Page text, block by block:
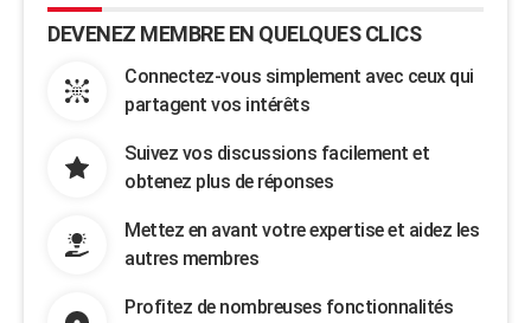
DEVENEZ MEMBRE EN QUELQUES CLICS
Connectez-vous simplement avec ceux qui
partagent vos intérêts
Suivez vos discussions facilement et
obtenez plus de réponses
Mettez en avant votre expertise et aidez les
autres membres
Profitez de nombreuses fonctionnalités